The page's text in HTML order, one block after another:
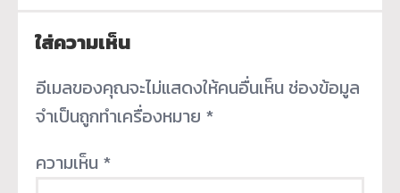
ใส่ความเห็น
อีเมลของคุณจะไม่แสดงให้คนอื่นเห็น ช่องข้อมูล
จำเป็นถูกทำเครื่องหมาย *
ความเห็น *